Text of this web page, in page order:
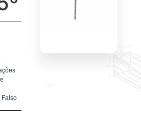
,
Falso